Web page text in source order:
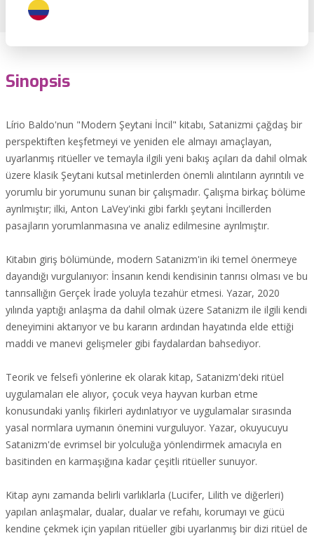
Sinopsis
Lírio Baldo'nun "Modern Şeytani İncil" kitabı, Satanizmi çağdaş bir
perspektiften keşfetmeyi ve yeniden ele almayı amaçlayan,
uyarlanmış ritüeller ve temayla ilgili yeni bakış açıları da dahil olmak
üzere klasik Şeytani kutsal metinlerden önemli alıntıların ayrıntılı ve
yorumlu bir yorumunu sunan bir çalışmadır. Çalışma birkaç bölüme
ayrılmıştır; ilki, Anton LaVey'inki gibi farklı şeytani İncillerden
pasajların yorumlanmasına ve analiz edilmesine ayrılmıştır.
Kitabın giriş bölümünde, modern Satanizm'in iki temel önermeye
dayandığı vurgulanıyor: İnsanın kendi kendisinin tanrısı olması ve bu
tanrısallığın Gerçek İrade yoluyla tezahür etmesi. Yazar, 2020
yılında yaptığı anlaşma da dahil olmak üzere Satanizm ile ilgili kendi
deneyimini aktarıyor ve bu kararın ardından hayatında elde ettiği
maddi ve manevi gelişmeler gibi faydalardan bahsediyor.
Teorik ve felsefi yönlerine ek olarak kitap, Satanizm'deki ritüel
uygulamaları ele alıyor, çocuk veya hayvan kurban etme
konusundaki yanlış fikirleri aydınlatıyor ve uygulamalar sırasında
yasal normlara uymanın önemini vurguluyor. Yazar, okuyucuyu
Satanizm'de evrimsel bir yolculuğa yönlendirmek amacıyla en
basitinden en karmaşığına kadar çeşitli ritüeller sunuyor.
Kitap aynı zamanda belirli varlıklarla (Lucifer, Lilith ve diğerleri)
yapılan anlaşmalar, dualar, dualar ve refahı, korumayı ve gücü
kendine çekmek için yapılan ritüeller gibi uyarlanmış bir dizi ritüel de